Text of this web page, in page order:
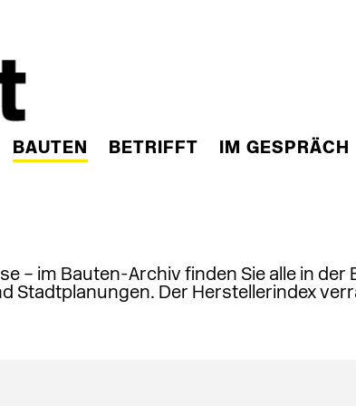
BAUTEN BETRIFFT IM GESPRÄCH
– im Bauten-Archiv finden Sie alle in
Stadtplanungen. Der Herstellerindex